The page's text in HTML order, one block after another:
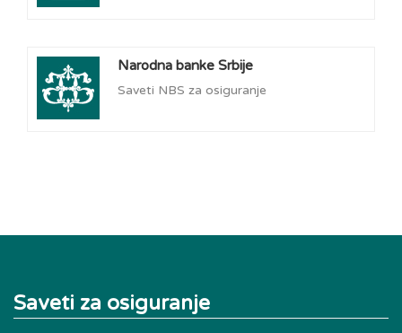
Narodna banke Srbije
Saveti NBS za osiguranje
Saveti za osiguranje